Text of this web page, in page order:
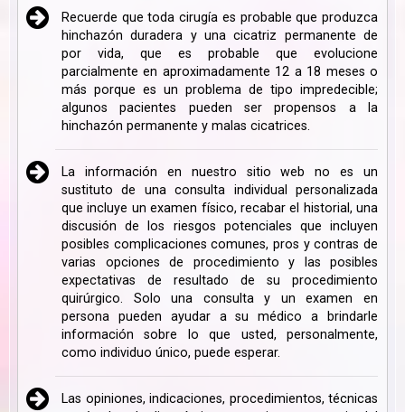
Recuerde que toda cirugía es probable que produzca
hinchazón duradera y una cicatriz permanente de
por vida, que es probable que evolucione
parcialmente en aproximadamente 12 a 18 meses o
más porque es un problema de tipo impredecible;
algunos pacientes pueden ser propensos a la
hinchazón permanente y malas cicatrices.
La información en nuestro sitio web no es un
sustituto de una consulta individual personalizada
que incluye un examen físico, recabar el historial, una
discusión de los riesgos potenciales que incluyen
posibles complicaciones comunes, pros y contras de
varias opciones de procedimiento y las posibles
expectativas de resultado de su procedimiento
quirúrgico. Solo una consulta y un examen en
persona pueden ayudar a su médico a brindarle
información sobre lo que usted, personalmente,
como individuo único, puede esperar.
Las opiniones, indicaciones, procedimientos, técnicas